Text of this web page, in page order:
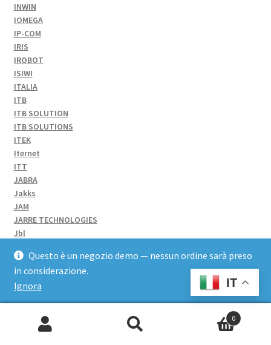
Questo è un negozio demo — nessun ordine sarà preso
in considerazione.
Ignora
INWIN
IOMEGA
IP-COM
IRIS
IROBOT
ISIWI
ITALIA
ITB
ITB SOLUTION
ITB SOLUTIONS
ITEK
Iternet
ITT
JABRA
Jakks
JAM
JARRE TECHNOLOGIES
Jbl
JOCCA
Jonsbo
Joyteck
JUST FOR GAME
0
IT